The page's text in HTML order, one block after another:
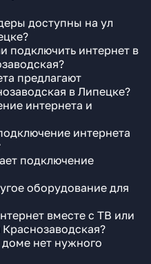
доступны на ул
подключить интернет в
предлагают
в Липецке?
интернета и
интернета
подключение
оборудование для
вместе с ТВ или
нет нужного